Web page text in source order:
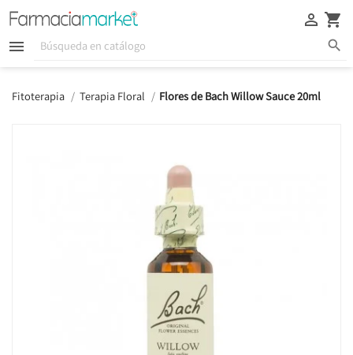
  
 
Fitoterapia Terapia Floral Flores de Bach Willow Sauce 20ml